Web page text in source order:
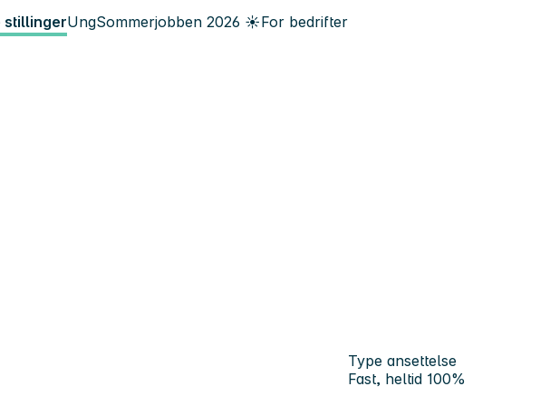
stillingerUngSommerjobben 2026 ☀️For bedrifter
Type ansettelse
Fast, heltid 100%